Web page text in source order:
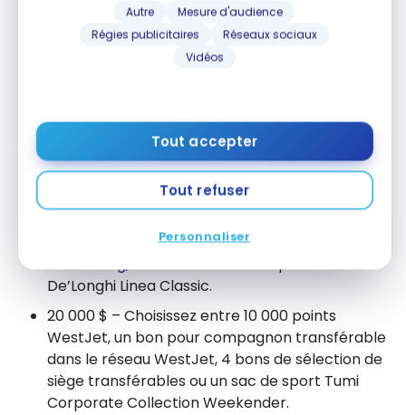
Autre
Mesure d'audience
Régies publicitaires
Réseaux sociaux
Vidéos
Tout accepter
Tout refuser
Personnaliser
WestJet, 500 $ de dépenses reconnues de
niveau, unbon pour compagnon de WestJet
4 bons de sélection de siège.
niveau, un bon pour compagnon de WestJet ou
la possibilité d’offrir à quelqu’un le statut élite
WestJet Or pendant un an.
16 000 $ – Choisissez entre 10 000 points
250 $ de rabais sur unforfait vacances WestJet
ou Sunwing, ou une machine à espresso
De’Longhi Linea Classic.
20 000 $ – Choisissez entre 10 000 points
WestJet, un bon pour compagnon transférable
dans le réseau WestJet, 4 bons de sélection de
siège transférables ou un sac de sport Tumi
Corporate Collection Weekender.